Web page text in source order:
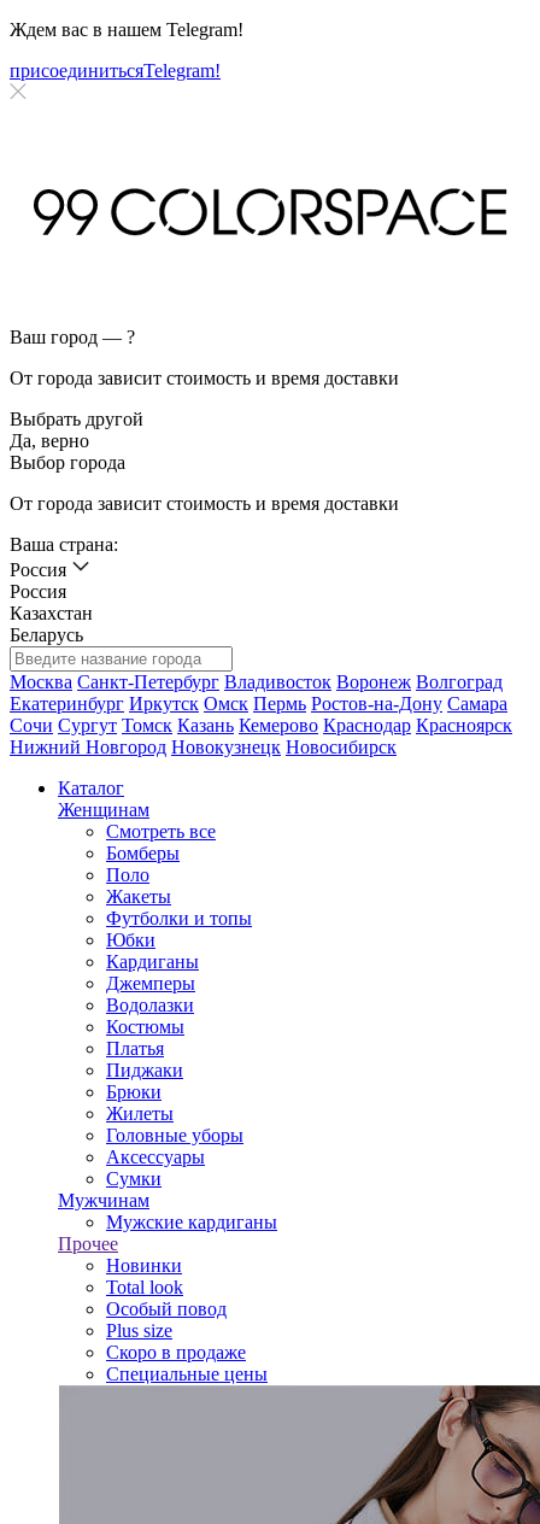
Ждем вас в нашем Telegram!
присоединитьсяTelegram!
Ваш город — ?
От города зависит стоимость и время доставки
Выбрать другой
Да, верно
Выбор города
От города зависит стоимость и время доставки
Ваша страна:
Россия
Россия
Казахстан
Беларусь
Москва Санкт-Петербург Владивосток Воронеж Волгоград
Екатеринбург Иркутск Омск Пермь Ростов-на-Дону Самара
Сочи Сургут Томск Казань Кемерово Краснодар Красноярск
Нижний Новгород Новокузнецк Новосибирск
Каталог
Женщинам
Смотреть все
Бомберы
Поло
Жакеты
Футболки и топы
Юбки
Кардиганы
Джемперы
Водолазки
Костюмы
Платья
Пиджаки
Брюки
Жилеты
Головные уборы
Аксессуары
Сумки
Мужчинам
Мужские кардиганы
Прочее
Новинки
Total look
Особый повод
Plus size
Скоро в продаже
Специальные цены